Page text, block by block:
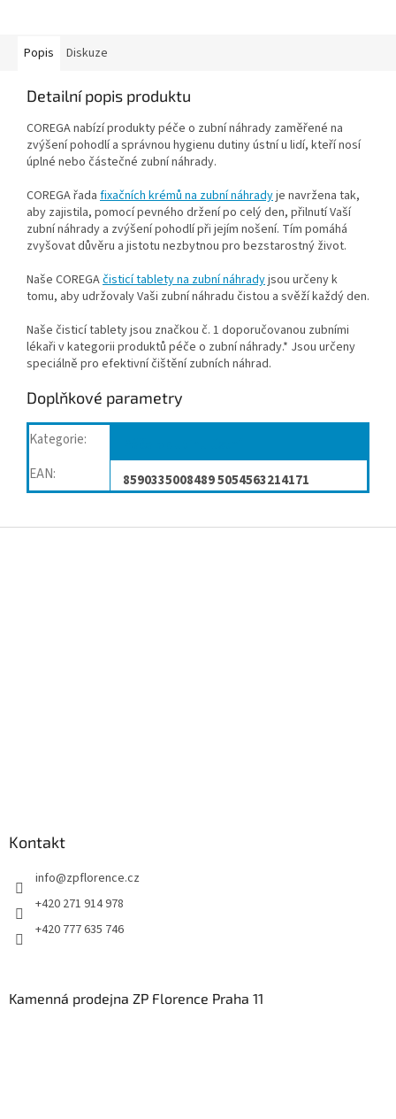
Popis Diskuze
Detailní popis produktu
COREGA nabízí produkty péče o zubní náhrady zaměřené na
zvýšení pohodlí a správnou hygienu dutiny ústní u lidí, kteří nosí
úplné nebo částečné zubní náhrady.
COREGA řada fixačních krémů na zubní náhradyje navržena tak,
aby zajistila, pomocí pevného držení po celý den, přilnutí Vaší
zubní náhrady a zvýšení pohodlí při jejím nošení. Tím pomáhá
zvyšovat důvěru a jistotu nezbytnou pro bezstarostný život.
Naše COREGAčisticí tablety na zubní náhradyjsou určeny k
tomu, aby udržovaly Vaši zubní náhradu čistou a svěží každý den.
Naše čisticí tablety jsou značkou č. 1 doporučovanou zubními
lékaři v kategorii produktů péče o zubní náhrady.* Jsou určeny
speciálně pro efektivní čištění zubních náhrad.
Doplňkové parametry
Kategorie:
EAN: 8590335008489 5054563214171
Kontakt
info@zpflorence.cz
+420 271 914 978
+420 777 635 746
Kamenná prodejna ZP Florence Praha 11